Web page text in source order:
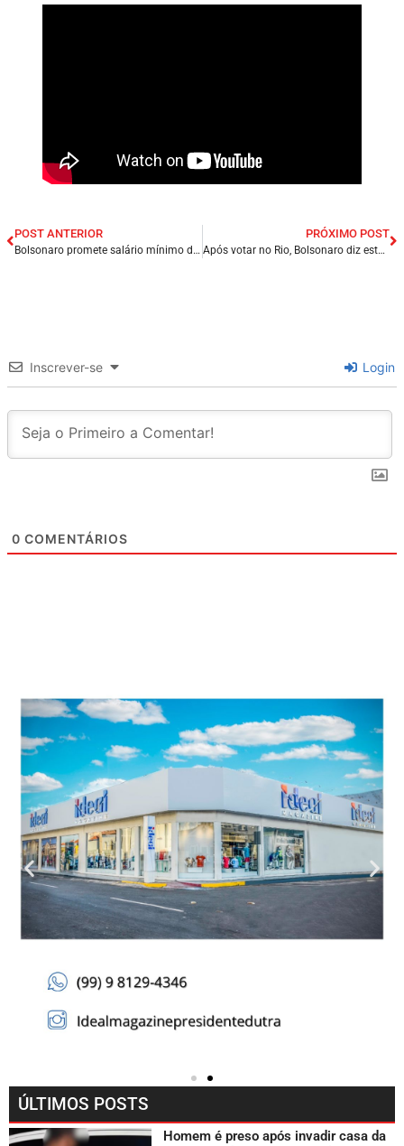
POST ANTERIOR
Bolsonaro promete salário mínimo de R$ 1.400 para 2023 e garante que não aumentará número de ministros do STF.
PRÓXIMO POST
Após votar no Rio, Bolsonaro diz estar confiante na vitória.
Inscrever-se Login
0 COMENTÁRIOS
ÚLTIMOS POSTS
Homem é preso após invadir casa da